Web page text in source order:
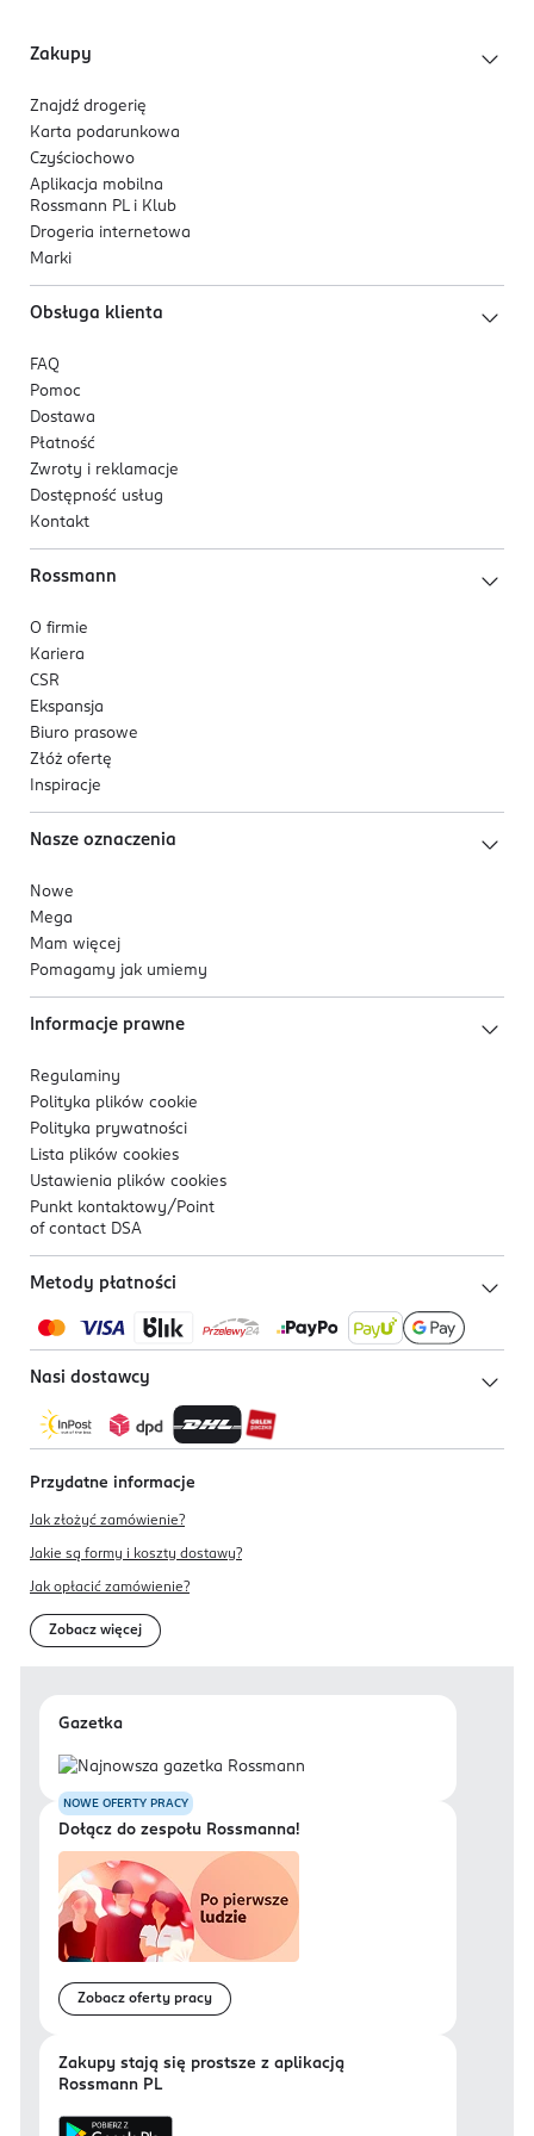
Zakupy
Znajdź drogerię
Karta podarunkowa
Czyściochowo
Aplikacja mobilna
Rossmann PL i Klub
Drogeria internetowa
Marki
Obsługa klienta
FAQ
Pomoc
Dostawa
Płatność
Zwroty i reklamacje
Dostępność usług
Kontakt
Rossmann
O firmie
Kariera
CSR
Ekspansja
Biuro prasowe
Złóż ofertę
Inspiracje
Nasze oznaczenia
Nowe
Mega
Mam więcej
Pomagamy jak umiemy
Informacje prawne
Regulaminy
Polityka plików cookie
Polityka prywatności
Lista plików cookies
Ustawienia plików cookies
Punkt kontaktowy/ Point
of contact DSA
Metody płatności
Nasi dostawcy
Przydatne informacje
Jak złożyć zamówienie?
Jakie są formy i koszty dostawy?
Jak opłacić zamówienie?
Zobacz więcej
Gazetka
NOWE OFERTY PRACY
Dołącz do zespołu Rossmanna!
Zobacz oferty pracy
Zakupy stają się prostsze z aplikacją
Rossmann PL